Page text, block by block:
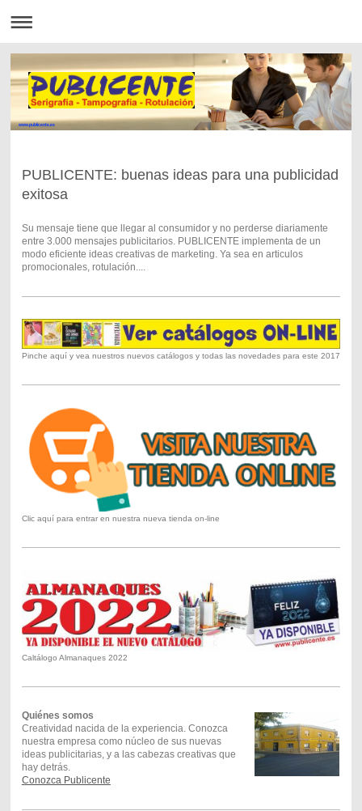
www.publicente.es
PUBLICENTE: buenas ideas para una publicidad
exitosa
Su mensaje tiene que llegar al consumidor y no perderse diariamente
entre 3.000 mensajes publicitarios. PUBLICENTE implementa de un
modo eficiente ideas creativas de marketing. Ya sea en articulos
promocionales, rotulación....
Pinche aquí y vea nuestros nuevos catálogos y todas las novedades para este 2017
Clic aquí para entrar en nuestra nueva tienda on-line
Caltálogo Almanaques 2022
Quiénes somos
Creatividad nacida de la experiencia. Conozca
nuestra empresa como núcleo de sus nuevas
ideas publicitarias, y a las cabezas creativas que
hay detrás.
Conozca Publicente